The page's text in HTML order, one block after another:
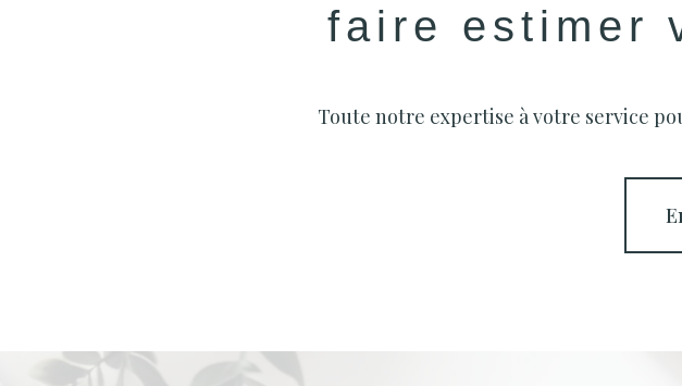
faire estimer
Toute notre expertise à votre service